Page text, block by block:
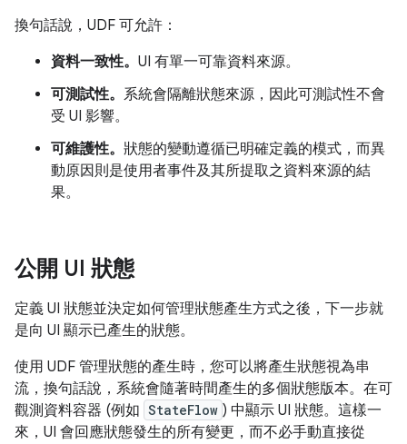
換句話說，UDF 可允許：
資料一致性。 UI 有單一可靠資料來源。
可測試性。 系統會隔離狀態來源，因此可測試性不會
受 UI 影響。
可維護性。 狀態的變動遵循已明確定義的模式，而異
動原因則是使用者事件及其所提取之資料來源的結
果。
公開 UI 狀態
定義 UI 狀態並決定如何管理狀態產生方式之後，下一步就
是向 UI 顯示已產生的狀態。
使用 UDF 管理狀態的產生時，您可以將產生狀態視為串
流，換句話說，系統會隨著時間產生的多個狀態版本。在可
觀測資料容器 (例如 StateFlow ) 中顯示 UI 狀態。這樣一
來，UI 會回應狀態發生的所有變更，而不必手動直接從